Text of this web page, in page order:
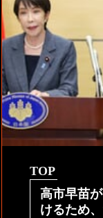
TOP
高市早苗
けるため